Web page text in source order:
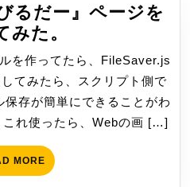
るだー』ページを
みた。
す
く
り
ぷ
を作ってたら、FileSaver.js
てみたら、スクリプト側で
存が簡単にできることがわ
これ使ったら、Webの画 […]
MOREREAD
MORE